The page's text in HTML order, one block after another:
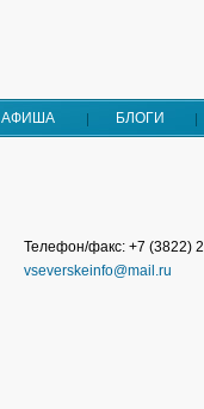
АФИША БЛОГИ
Телефон/факс: +7 (3822)
vseverskeinfo@mail.ru